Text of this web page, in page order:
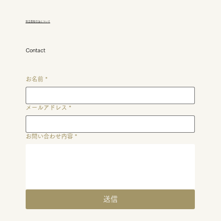
ウェディングプロデューサーの考える指
Contact
お名前 *
メールアドレス *
お問い合わせ内容 *
送信
​特定商取引法について